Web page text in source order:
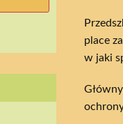
place
w jaki